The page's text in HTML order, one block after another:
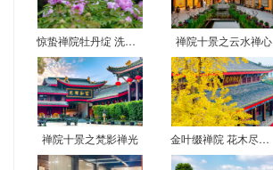
惊蛰禅院牡丹绽 洗心赏景正当时 禅院十景之云水禅心
禅院十景之梵影禅光 金叶缀禅院 花木尽梵音